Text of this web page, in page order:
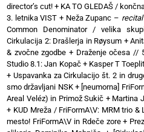
director’s cut! + KA TO GLEDAŠ /
3. letnika VIST + Neža Zupanc –
Common Denominator / velika
Cirkulacija 2: Drašlerja in Røysum +
& zvočne zgodbe + Draženje očesa //
Studio 8.1: Jan Kopač+ Kasper T
+ Uspavanka za Cirkulacijo št. 2 in
smo državljani NSK+ [neumorna]
Areal Veléz) in Primož Sukič + Martina
+ KUD Mreža / FriFormA\V: MRM trio &
mesto! FriFormA\V in Rdeče zore+